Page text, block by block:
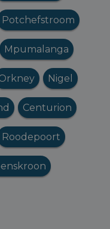
Potchefstroom
Mpumalanga
Nigel
Centurion
Roodepoort